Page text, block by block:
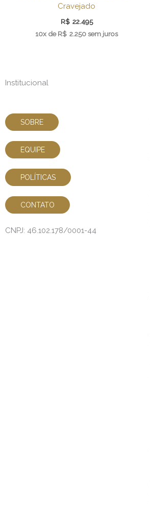
Cravejado
R$ 22.495
10x deR$ 2.250sem juros
Institucional
SOBRE
EQUIPE
POLÍTICAS
CONTATO
CNPJ: 46.102.178/0001-44